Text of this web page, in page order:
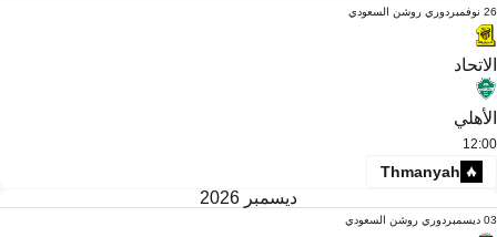
26 نوفمبر دوري روشن السعودي
الاتحاد
الأهلي
12:00
Thmanyah
ديسمبر 2026
03 ديسمبر دوري روشن السعودي